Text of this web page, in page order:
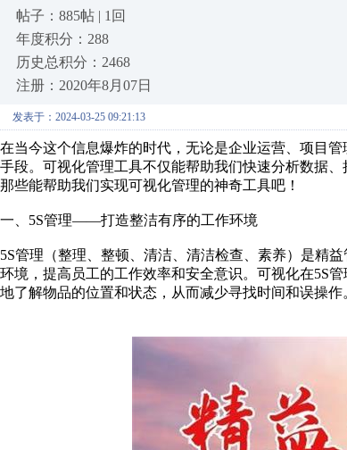
帖子：885帖 | 1回
年度积分：288
历史总积分：2468
注册：2020年8月07日
发表于：2024-03-25 09:21:13
在当今这个信息爆炸的时代，无论是企业运营、项目
手段。可视化管理工具不仅能帮助我们快速分析数据
那些能帮助我们实现可视化管理的神奇工具吧！
一、5S管理——打造整洁有序的工作环境
5S管理（整理、整顿、清洁、清洁检查、素养）是精
环境，提高员工的工作效率和安全意识。可视化在5S
地了解物品的位置和状态，从而减少寻找时间和误操作